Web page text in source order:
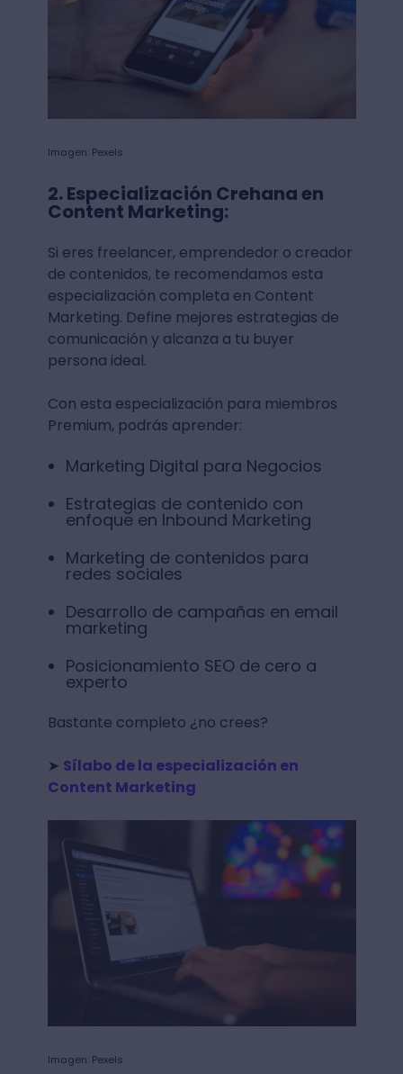
Imagen: Pexels
2. Especialización Crehana en
Content Marketing:
Si eres freelancer, emprendedor o creador
de contenidos, te recomendamos esta
especialización completa en Content
Marketing. Define mejores estrategias de
comunicación y alcanza a tu buyer
persona ideal.
Con esta especialización para miembros
Premium, podrás aprender:
Marketing Digital para Negocios
Estrategias de contenido con
enfoque en Inbound Marketing
Marketing de contenidos para
redes sociales
Desarrollo de campañas en email
marketing
Posicionamiento SEO de cero a
experto
Bastante completo ¿no crees?
➤ Sílabo de la especialización en
Content Marketing
Imagen: Pexels